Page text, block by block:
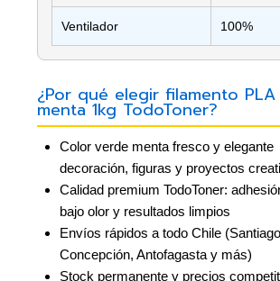
Ventilador 100%
¿Por qué elegir filamento
menta 1kg TodoToner?
Color verde menta fresco y elegante
decoración, figuras y proyectos
Calidad premium TodoToner:
bajo olor y resultados limpios
Envíos rápidos a todo Chile
Concepción, Antofagasta y más)
Stock permanente y precios